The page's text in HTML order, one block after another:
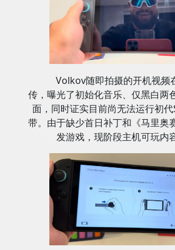
Volkov随即拍摄的开机视频
传，曝光了初始化音乐、仅黑白两
面，同时证实目前尚无法运行初
带。由于缺少首日补丁和《马里奥
发游戏，现阶段主机可玩内